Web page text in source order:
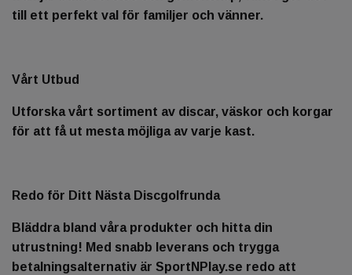
till ett perfekt val för familjer och vänner.
Vårt Utbud
Utforska vårt sortiment av discar, väskor och korgar
för att få ut mesta möjliga av varje kast.
Redo för Ditt Nästa Discgolfrunda
Bläddra bland våra produkter och hitta din
utrustning! Med snabb leverans och trygga
betalningsalternativ är SportNPlay.se redo att